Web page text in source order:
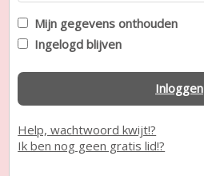
Mijn gegevens onthouden
Ingelogd blijven
Inloggen
Help, wachtwoord kwijt!?
Ik ben nog geen gratis lid!?